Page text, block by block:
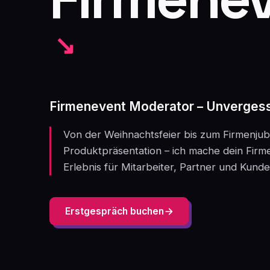
Firmenevent Moderator –
Von der Weihnachtsfeier bis zum
Produktpräsentation – ich mache dein
Erlebnis für Mitarbeiter, Partner und
Erstgespräch buchen